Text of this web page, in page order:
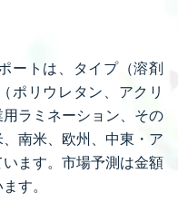
ートは、タイプ（溶剤
ポリウレタン、アクリ
ラミネーション、その
南米、欧州、中東・ア
ます。市場予測は金額
す。